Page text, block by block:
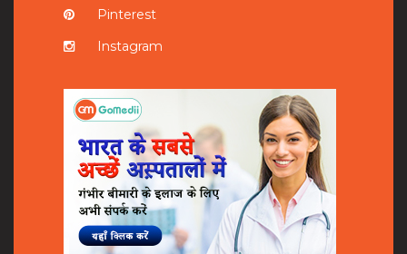
Pinterest
Instagram